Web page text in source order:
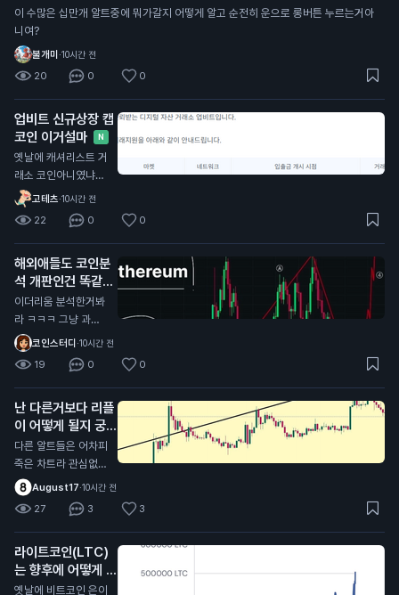
이 수많은 십만개 알트중에 뭐가갈지 어떻게 알고 순전히 운으로 롱버튼 누르는거아
니여?
불개미 ·10시간 전
20 0 0
업비트 신규상장 캡
코인 이거설마
N
옛날에 캐셔리스트 거
래소 코인아니였냐?
ㅋㅋㅋ고테츠·10시간 전
22 0 0
해외애들도 코인분
석 개판인건 똑같음
N
이더리움 분석한거봐
라 ㅋㅋㅋ 그냥 과거
산모양 비슷하다고 저
기서 지지해주고 올라
갈거라고 단순하게 생
각하네 이걸 또 좋아
요를 누른애들이 많다
는게 함정
코인스터디 ·10시간 전
19 0 0
난 다른거보다 리플
이 어떻게 될지 궁금
함
N
다른 알트들은 어차피
죽은 차트라 관심없
고,, 리플의 최후는 어
떻게 될지 궁금함 .. 체
인링크나 아발란체처
럼 죽은 차트로 갈지
아니면 알트중에 유일
하게 살아남아서 떡상
할지
August17·10시간 전
27 3 3
라이트코인(LTC)
는 향후에 어떻게 될
거같음?
N
옛날에 비트코인 은이